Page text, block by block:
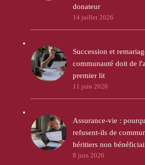
donateur
14 juillet 2026
Succession et
communauté doit de
premier lit
11 juin 2026
Assurance-vie :
refusent-ils de
héritiers non
8 juin 2026